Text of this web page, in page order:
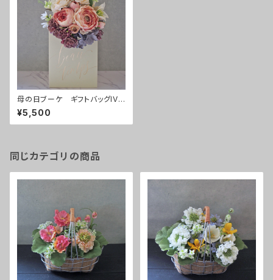
母の日ブーケ ギフトバッグIVO
RY
¥5,500
同じカテゴリの商品